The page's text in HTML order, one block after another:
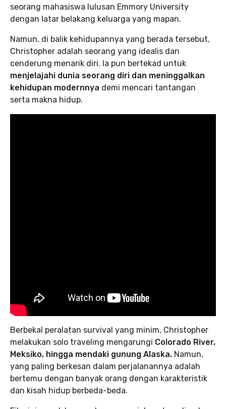
seorang mahasiswa lulusan Emmory University
dengan latar belakang keluarga yang mapan.
Namun, di balik kehidupannya yang berada tersebut,
Christopher adalah seorang yang idealis dan
cenderung menarik diri. Ia pun bertekad untuk
menjelajahi dunia seorang diri dan meninggalkan
kehidupan modernnya demi mencari tantangan
serta makna hidup.
Berbekal peralatan survival yang minim, Christopher
melakukan solo traveling mengarungi Colorado River,
Meksiko, hingga mendaki gunung Alaska. Namun,
yang paling berkesan dalam perjalanannya adalah
bertemu dengan banyak orang dengan karakteristik
dan kisah hidup berbeda-beda.